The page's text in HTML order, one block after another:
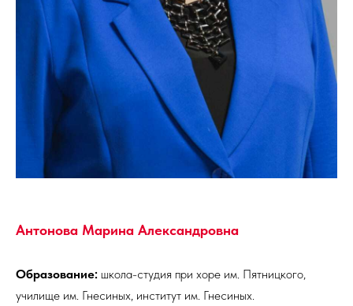
Антонова Марина Александровна
Образование: школа-студия при хоре им. Пятницкого,
училище им. Гнесиных, институт им. Гнесиных.